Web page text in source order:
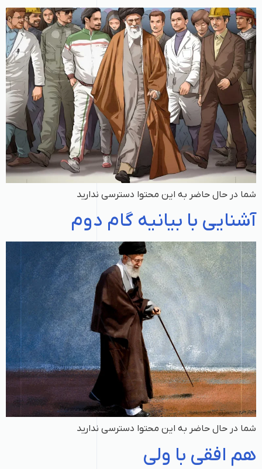
شما در حال حاضر به این محتوا دسترسی ندارید
آشنایی با بیانیه گام دوم
شما در حال حاضر به این محتوا دسترسی ندارید
هم افقی با ولی